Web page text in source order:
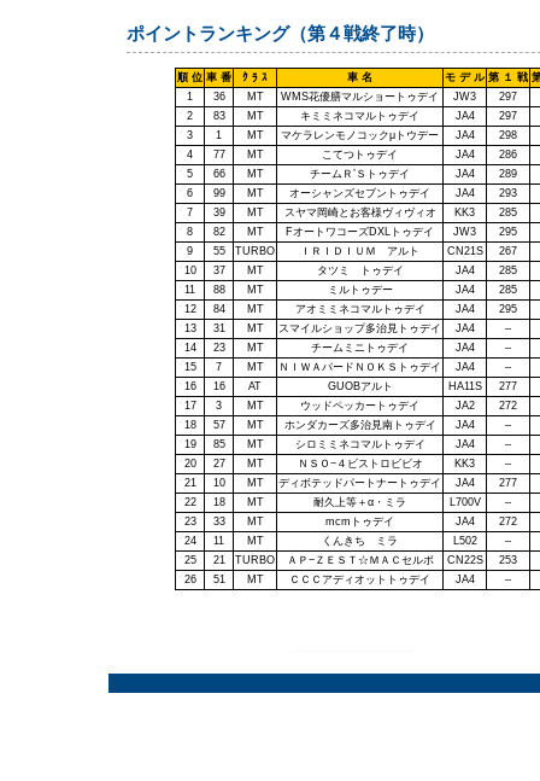
ポイントランキング（第４戦終了時）
順 位 車 番 ｸ ﾗ ｽ 車 名 モ デ ル 第 １ 戦
1
36 MT WMS花優膳マルショートゥデイ JW3
297
2
83 MT キミミネコマルトゥデイ JA4
297
3
1 MT マケラレンモノコックμ トウデー JA4
298
4
77 MT こてつトゥデイ JA4
286
5
66 MT チームＲ ’ Ｓトゥデイ JA4
289
6
99 MT オーシャンズセブントゥデイ JA4
293
7
39 MT スヤマ岡崎とお客様ヴィヴィオ KK3
285
8
82 MT FオートワコーズDXL トゥデイ JW3
295
9
55 TURBO ＩＲＩＤＩＵＭ アルト CN21S
267
10
37 MT タツミ トゥデイ JA4
285
11
88 MT ミルトゥデー JA4
285
12
84 MT アオミミネコマルトゥデイ JA4
295
13
31 MT スマイルショップ多治見トゥデイ JA4
–
14
23 MT チームミニトゥデイ JA4
–
15
7 MT ＮＩＷＡバードＮＯＫＳトゥデイ JA4
–
16
16 AT GUOBアルト HA11S
277
17
3 MT ウッドペッカートゥデイ JA2
272
18
57 MT ホンダカーズ多治見南トゥデイ JA4
–
19
85 MT シロミミネコマルトゥデイ JA4
–
20
27 MT ＮＳＯ−４ビストロビビオ KK3
–
21
10 MT ディボテッドパートナートゥデイ JA4
277
22
18 MT 耐久上等＋α ・ミラ L700V
–
23
33 MT mcm トゥデイ JA4
272
24
11 MT くんきち ミラ L502
–
25
21 TURBO ＡＰ−ＺＥＳＴ☆ＭＡＣセルボ CN22S
253
26
51 MT ＣＣＣアディオットトゥデイ JA4 –